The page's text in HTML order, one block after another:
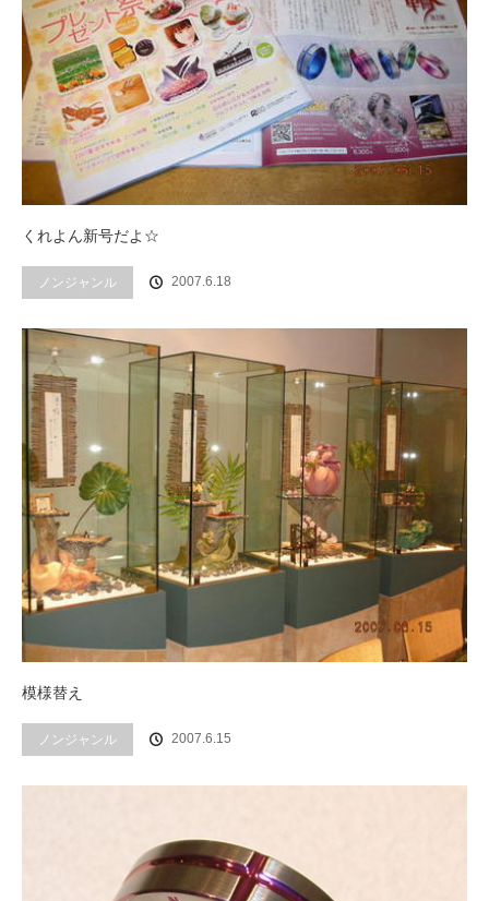
くれよん新号だよ☆
ノンジャンル 2007.6.18
模様替え
ノンジャンル 2007.6.15